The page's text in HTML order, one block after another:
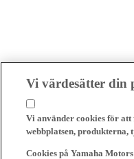
Vi värdesätter din
Vi använder cookies för
webbplatsen, produkterna,
Cookies på Yamaha